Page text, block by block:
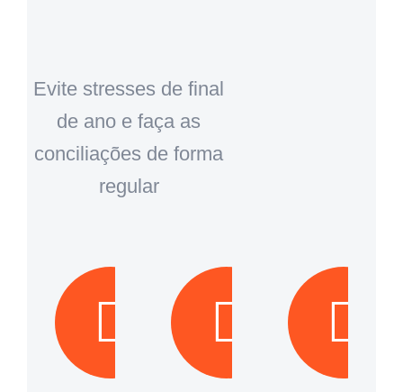
Evite stresses de final
de ano e faça as
conciliações de forma
regular